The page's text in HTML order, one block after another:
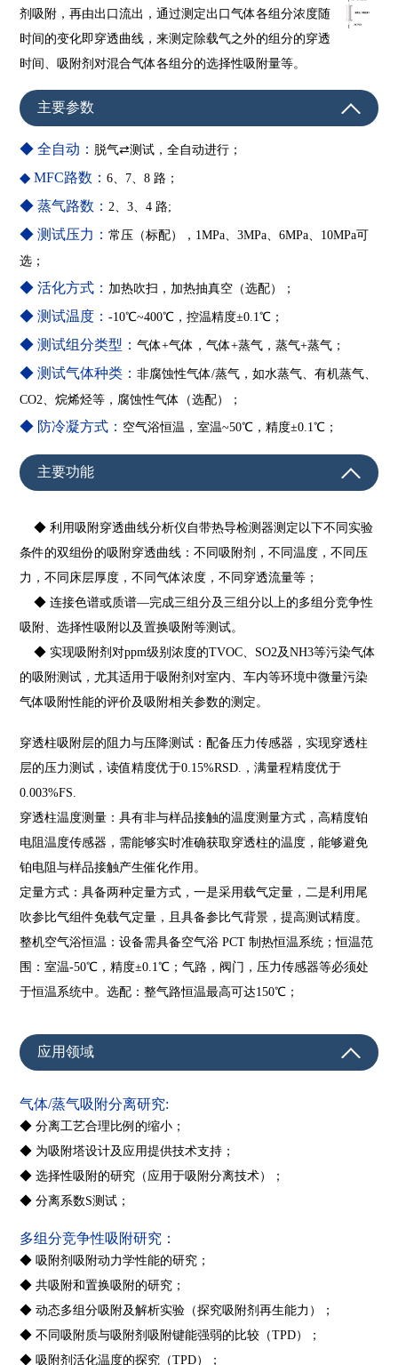
剂吸附，再由出口流出，通过测定出口气体各组分浓度随
时间的变化即穿透曲线，来测定除载气之外的组分的穿透
时间、吸附剂对混合气体各组分的选择性吸附量等。
主要参数
◆ 全自动： 脱气⇄测试，全自动进行；
◆ MFC路数：6、7、8 路；
◆ 蒸气路数： 2、3、4 路;
◆ 测试压力：常压（标配），1MPa、3MPa、6MPa、10MPa可
选；
◆ 活化方式： 加热吹扫，加热抽真空（选配）；
◆ 测试温度：-10℃~400℃，控温精度±0.1℃；
◆ 测试组分类型：气体+气体，气体+蒸气，蒸气+蒸气；
◆ 测试气体种类：非腐蚀性气体/蒸气，如水蒸气、有机蒸气、
CO2、烷烯烃等，腐蚀性气体（选配）；
◆ 防冷凝方式： 空气浴恒温，室温~50℃，精度±0.1℃；
主要功能
◆利用吸附穿透曲线分析仪自带热导检测器测定以下不同实验
条件的双组份的吸附穿透曲线：不同吸附剂，不同温度，不同压
力，不同床层厚度，不同气体浓度，不同穿透流量等；
◆连接色谱或质谱—完成三组分及三组分以上的多组分竞争性
吸附、选择性吸附以及置换吸附等测试。
◆实现吸附剂对ppm级别浓度的TVOC、SO2及NH3等污染气体
的吸附测试，尤其适用于吸附剂对室内、车内等环境中微量污染
气体吸附性能的评价及吸附相关参数的测定。
穿透柱吸附层的阻力与压降测试：配备压力传感器，实现穿透柱
层的压力测试，读值精度优于0.15%RSD.，满量程精度优于
0.003%FS.
穿透柱温度测量：具有非与样品接触的温度测量方式，高精度铂
电阻温度传感器，需能够实时准确获取穿透柱的温度，能够避免
铂电阻与样品接触产生催化作用。
定量方式：具备两种定量方式，一是采用载气定量，二是利用尾
吹参比气组件免载气定量，且具备参比气背景，提高测试精度。
整机空气浴恒温：设备需具备空气浴 PCT 制热恒温系统；恒温范
围：室温-50℃，精度±0.1℃；气路，阀门，压力传感器等必须处
于恒温系统中。选配：整气路恒温最高可达150℃；
应用领域
气体/蒸气吸附分离研究:
◆ 分离工艺合理比例的缩小；
◆ 为吸附塔设计及应用提供技术支持；
◆ 选择性吸附的研究（应用于吸附分离技术）；
◆ 分离系数S测试；
多组分竞争性吸附研究：
◆ 吸附剂吸附动力学性能的研究；
◆ 共吸附和置换吸附的研究；
◆ 动态多组分吸附及解析实验（探究吸附剂再生能力）；
◆ 不同吸附质与吸附剂吸附键能强弱的比较（TPD）；
◆ 吸附剂活化温度的探究（TPD）；